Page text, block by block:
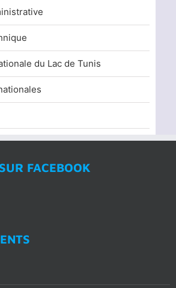
du Lac de Tunis
FACEBOOK